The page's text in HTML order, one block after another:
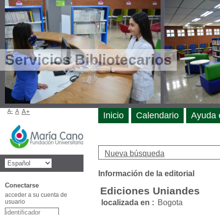
Servicios Bibliotecarios
Nueva búsqueda
Información de la editorial
Ediciones Uniandes
localizada en : Bogota
Inicio Calendario Ayuda
A- A A+
Conectarse
acceder a su cuenta de
usuario